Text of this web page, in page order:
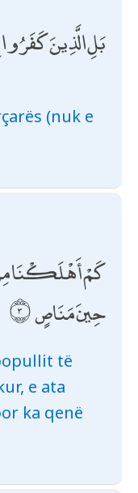
بَلِ الَّذِينَ
(nuk e
كَمْ أَهْلَكْنَا مِنْ
حِينَ مَنَاصٍ
të
e ata
ka qenë